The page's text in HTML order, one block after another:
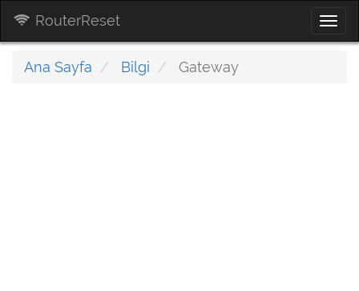
RouterReset
Ana Sayfa Bilgi Gateway